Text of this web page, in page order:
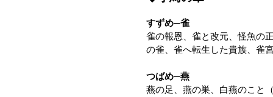
すずめ─雀
雀の報恩、雀と改元、怪魚の
の雀、雀へ転生した貴族、雀
つばめ─燕
燕の足、燕の巣、白燕のこと